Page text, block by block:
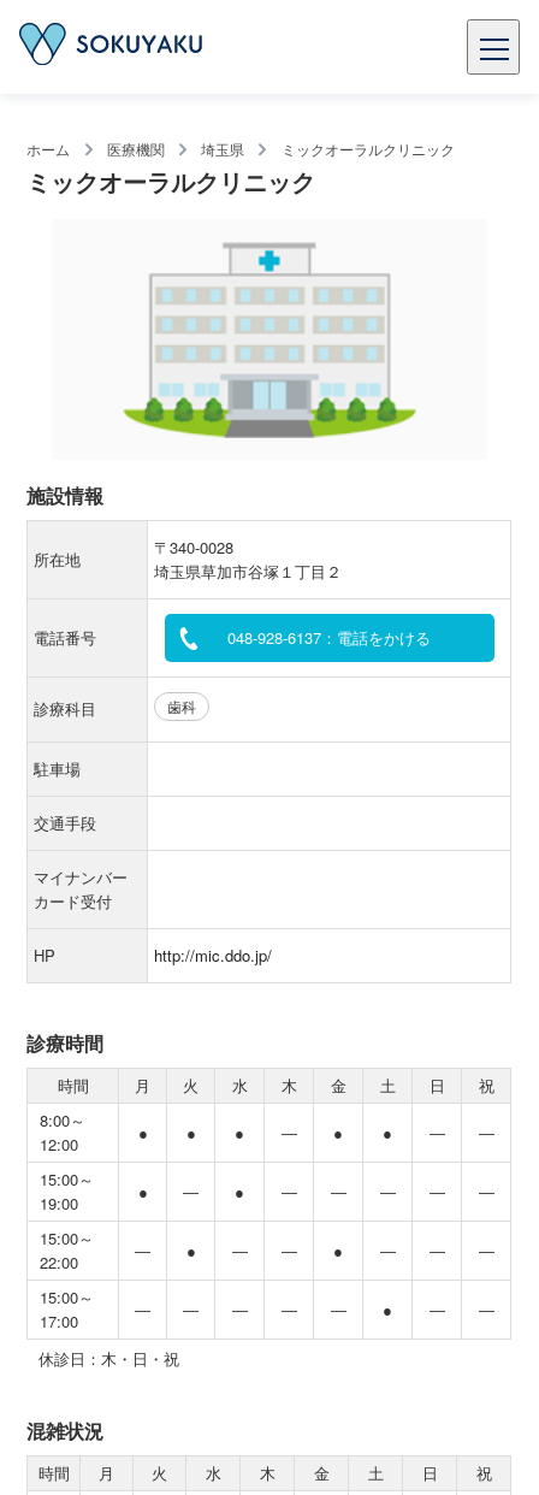
ホーム 医療機関 埼玉県 ミックオーラルクリニック
ミックオーラルクリニック
施設情報
所在地
〒340-0028
埼玉県草加市谷塚１丁目２
電話番号 048-928-6137：電話をかける
診療科目 歯科
駐車場
交通手段
マイナンバー
カード受付
HP http://mic.ddo.jp/
診療時間
時間 月 火 水 木 金 土 日
祝
8:00～
12:00
● ● ● ― ● ● ― ―
15:00～
19:00
● ― ● ― ― ― ― ―
15:00～
22:00
― ● ― ― ● ― ― ―
15:00～
17:00
― ― ― ― ― ● ― ―
休診日：木・日・祝
混雑状況
時間 月 火 水 木 金 土 日
祝